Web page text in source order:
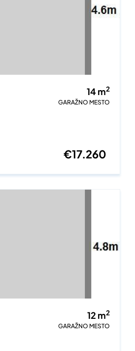
14m2
GARAŽNO MESTO
€17.260
12 m2
GARAŽNO MESTO